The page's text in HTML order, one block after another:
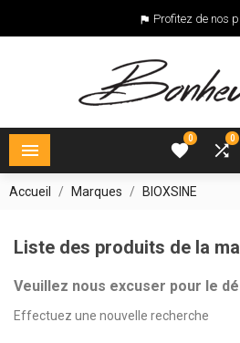
 Profitez de nos
 
0

0
Accueil Marques BIOXSINE
Liste des produits de la
Veuillez nous excuser pour le
Effectuez une nouvelle recherche